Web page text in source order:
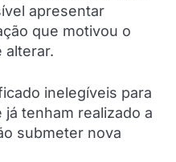
apresentar
que motivou o
alterar.
inelegíveis para
tenham realizado a
submeter nova